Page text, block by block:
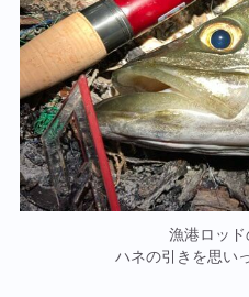
漁港ロッド
ハネの引きを思い